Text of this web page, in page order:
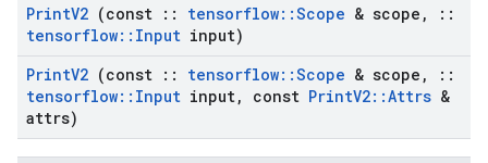
PrintV2 (const :: tensorflow::Scope & scope ,
::
tensorflow:: Input input)
PrintV2 (const :: tensorflow::Scope & scope ,
::
tensorflow:: Input input, const PrintV2::Attrs &
attrs)